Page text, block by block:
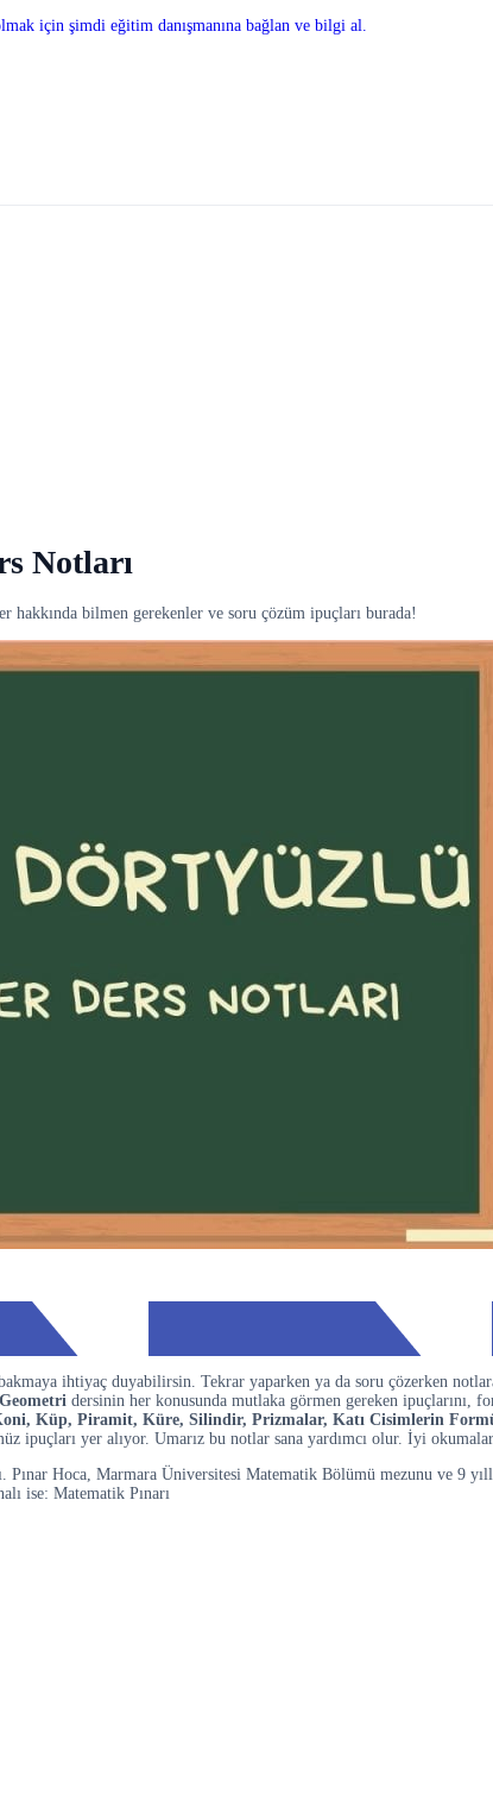
için şimdi eğitim danışmanına bağlan ve bilgi al.
Notları
bilmen gerekenler ve soru çözüm ipuçları burada!
ihtiyaç duyabilirsin. Tekrar yaparken ya da soru çözerken
Geometri dersinin her konusunda mutlaka görmen gereken ipuçlarını,
Küp, Piramit, Küre, Silindir, Prizmalar, Katı Cisimlerin
ipuçları yer alıyor. Umarız bu notlar sana yardımcı olur. İyi
Pınar Hoca, Marmara Üniversitesi Matematik Bölümü mezunu ve 9
ise: Matematik Pınarı